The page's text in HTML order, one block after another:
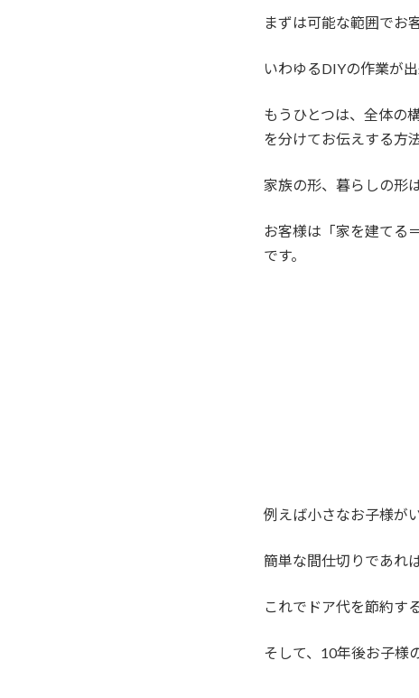
まずは可能な範囲でお
いわゆるDIYの作業が
もうひとつは、全体の
を分けてお伝えする方法
家族の形、暮らしの形
お客様は「家を建てる
です。
例えば小さなお子様が
簡単な間仕切りであれ
これでドア代を節約す
そして、10年後お子様